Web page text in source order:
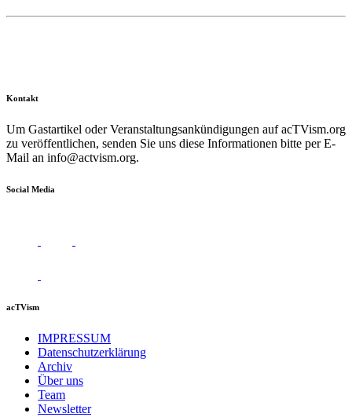
Kontakt
Um Gastartikel oder Veranstaltungsankündigungen auf acTVism.org
zu veröffentlichen, senden Sie uns diese Informationen bitte per E-
Mail an info@actvism.org.
Social Media
acTVism
IMPRESSUM
Datenschutzerklärung
Archiv
Über uns
Team
Newsletter